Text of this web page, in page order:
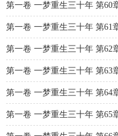
第一卷 一梦重生三十年 第60
第一卷 一梦重生三十年 第61
第一卷 一梦重生三十年 第62
第一卷 一梦重生三十年 第63
第一卷 一梦重生三十年 第64
第一卷 一梦重生三十年 第65